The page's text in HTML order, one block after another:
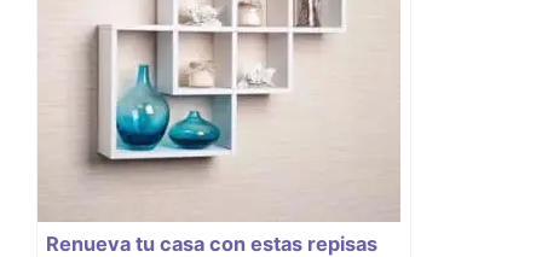
Renueva tu casa con estas repisas